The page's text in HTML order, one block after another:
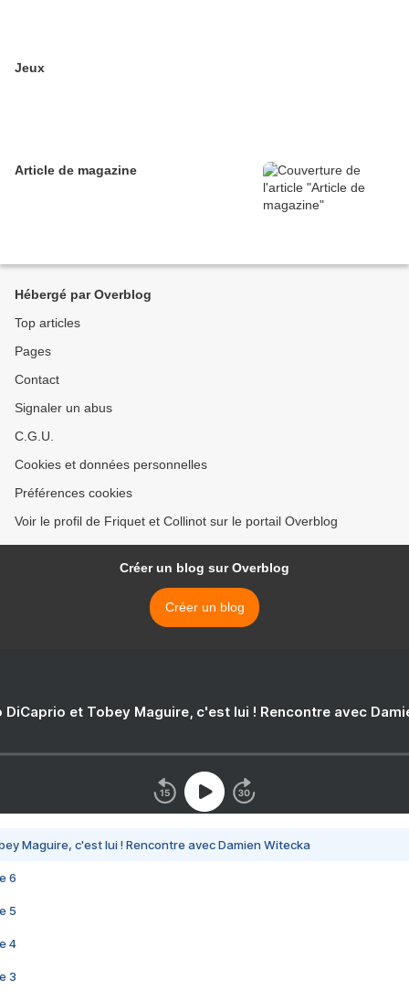
Jeux
Article de magazine
Hébergé par Overblog
Top articles
Pages
Contact
Signaler un abus
C.G.U.
Cookies et données personnelles
Préférences cookies
Voir le profil de Friquet et Collinot sur le portail Overblog
Créer un blog sur Overblog
Créer un blog
DiCaprio et Tobey Maguire, c'est lui ! Rencontre avec
Maguire, c'est lui ! Rencontre avec Damien Witecka
6
5
4
3